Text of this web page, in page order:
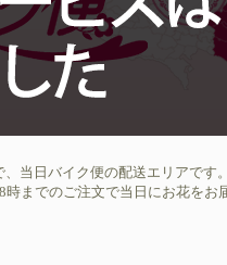
当日バイク便の配送エリアです。
までのご注文で当日にお花をお